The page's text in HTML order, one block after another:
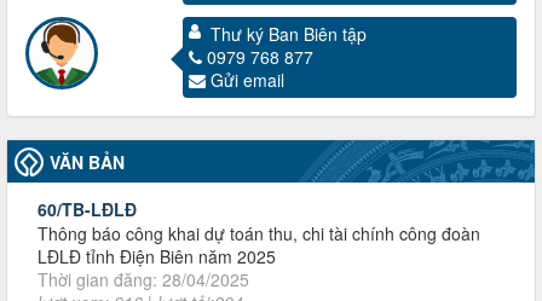
Thư ký Ban Biên tập
0979 768 877
Gửi email
VĂN BẢN
3716/TLD-TC
Công văn hướng dẫn công tác quả lý tài chính, tài sản công
đoàn khi đơn vị sát nhập, chấm dứt hoạt động
Thời gian đăng: 13/04/2025
lượt xem: 2001 | lượt tải:719
60/TB-LĐLĐ
Thông báo công khai dự toán thu, chi tài chính công đoàn
LĐLĐ tỉnh Điện Biên năm 2025
Thời gian đăng: 28/04/2025
lượt xem: 816 | lượt tải:284
485/QĐ-LĐLĐ